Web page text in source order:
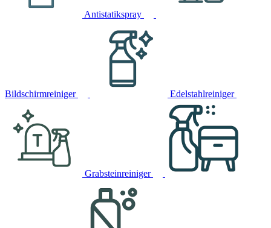
Antistatikspray
Bildschirmreiniger Edelstahlreiniger
Grabsteinreiniger